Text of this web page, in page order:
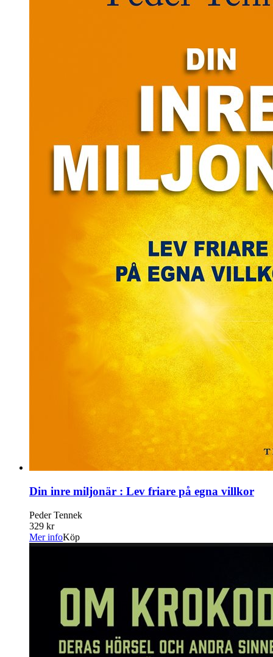
Din inre miljonär : Lev friare på egna villkor
Peder Tennek
329 kr
Mer infoKöp